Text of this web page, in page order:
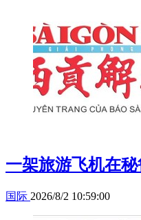
一架旅游飞机在
国际 2026/8/2 10:59:00